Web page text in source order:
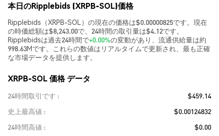
本日のRipplebids (XRPB-SOL)価格
Ripplebids（XRPB-SOL）の現在の価格は$0.00000825です。現在
の時価総額は$8,243.00で、24時間の取引量は$4.12です。
Ripplebidsは過去24時間で+0.00%の変動があり、流通供給量は約
998.63Mです。これらの数値はリアルタイムで更新され、最も正確
な市場データを提供します。
XRPB-SOL 価格 データ
24時間取引です
$459.14
史上最高値
$0.00124832
24時間高値
$0.00